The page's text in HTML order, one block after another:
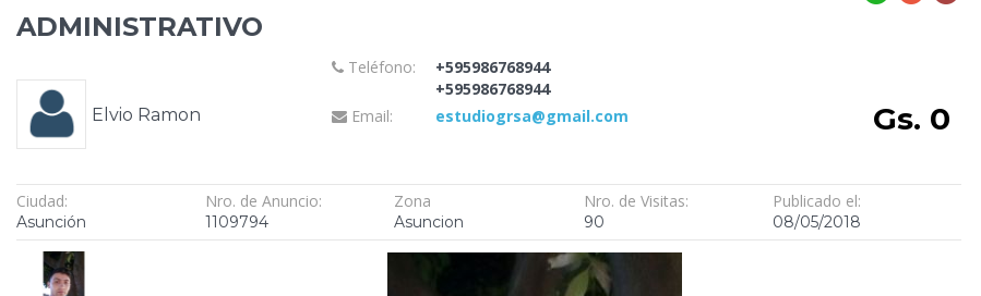
ADMINISTRATIVO
Elvio Ramon
Teléfono:
+595986768944
+595986768944
Email:
estudiogrsa@gmail.com Gs. 0
Ciudad:
Asunción
Nro. de Anuncio:
1109794
Zona
Asuncion
Nro. de Visitas:
90
Publicado el:
08/05/2018